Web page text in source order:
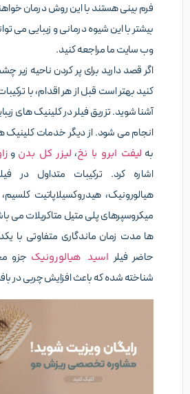
فرم بینی هستند با این روش درمان
بیشتر با این شیوه درمانی و زیبایی می
وب سایت ما مراجعه کنید.
اگر قصد دارید برای پر کردن ناحیه زیر
کنید بهتر است قبل از هر اقدام، با
آشنا شوید. تزریق فیلر در کلینیک های
انجام می شود. از دیگر خدمات کلینیک
به لیفت ابرو با نخ، لیزر کل بدن و
اشاره کرد. ترکیبات متداول در
هیالورونیک، هیدروکسیلاپاتیت
میکروسپرهای پلی متیل متاکریلات می
ها مدت زمان ماندگاری متفاوتی با
حاضر فیلر اسید هیالورونیک جزو
شناخته شده که باعث افزایش چربی در